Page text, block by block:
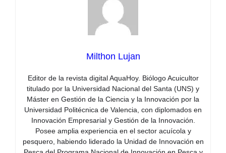
Milthon Lujan
Editor de la revista digital AquaHoy. Biólogo Acuicultor
titulado por la Universidad Nacional del Santa (UNS) y
Máster en Gestión de la Ciencia y la Innovación por la
Universidad Politécnica de Valencia, con diplomados en
Innovación Empresarial y Gestión de la Innovación.
Posee amplia experiencia en el sector acuícola y
pesquero, habiendo liderado la Unidad de Innovación en